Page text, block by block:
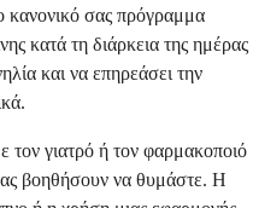
κανονικό σας πρόγραμμα
κατά τη διάρκεια της ημέρας
και να επηρεάσει την
τον γιατρό ή τον φαρμακοποιό
βοηθήσουν να θυμάστε. Η